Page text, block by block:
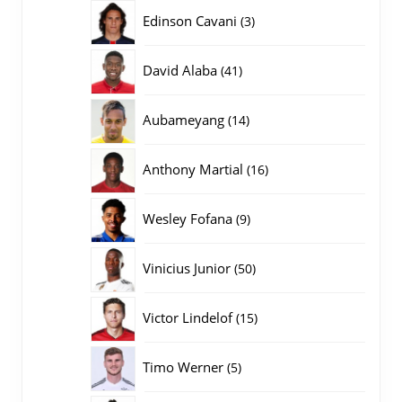
Edinson Cavani 33
David Alaba 4141
Aubameyang 1414
Anthony Martial 1616
Wesley Fofana 99
Vinicius Junior 5050
Victor Lindelof 1515
Timo Werner 55